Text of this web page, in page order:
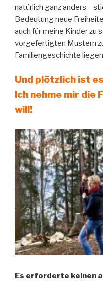
natürlich ganz anders –
Bedeutung neue
auch für meine Kinder zu
vorgefertigten Mustern
Familiengeschichte
Und plötzlich ist
Ich nehme mir die
will!
Es erforderte keinen